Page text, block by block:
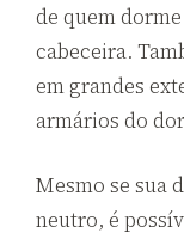
de quem
cabeceira.
em grandes
armários do
Mesmo se sua
neutro, é